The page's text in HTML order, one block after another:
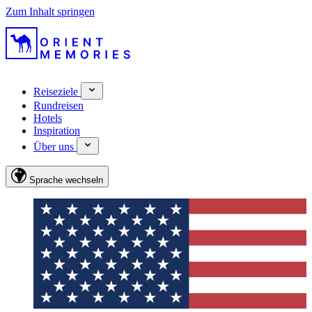
Zum Inhalt springen
Reiseziele
Rundreisen
Hotels
Inspiration
Über uns
Sprache wechseln